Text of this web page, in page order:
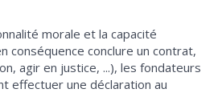
morale et la capacité
conséquence conclure un contrat,
agir en justice, ...), les fondateurs
effectuer une déclaration au